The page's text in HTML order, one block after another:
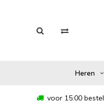
Heren
voor 15:00